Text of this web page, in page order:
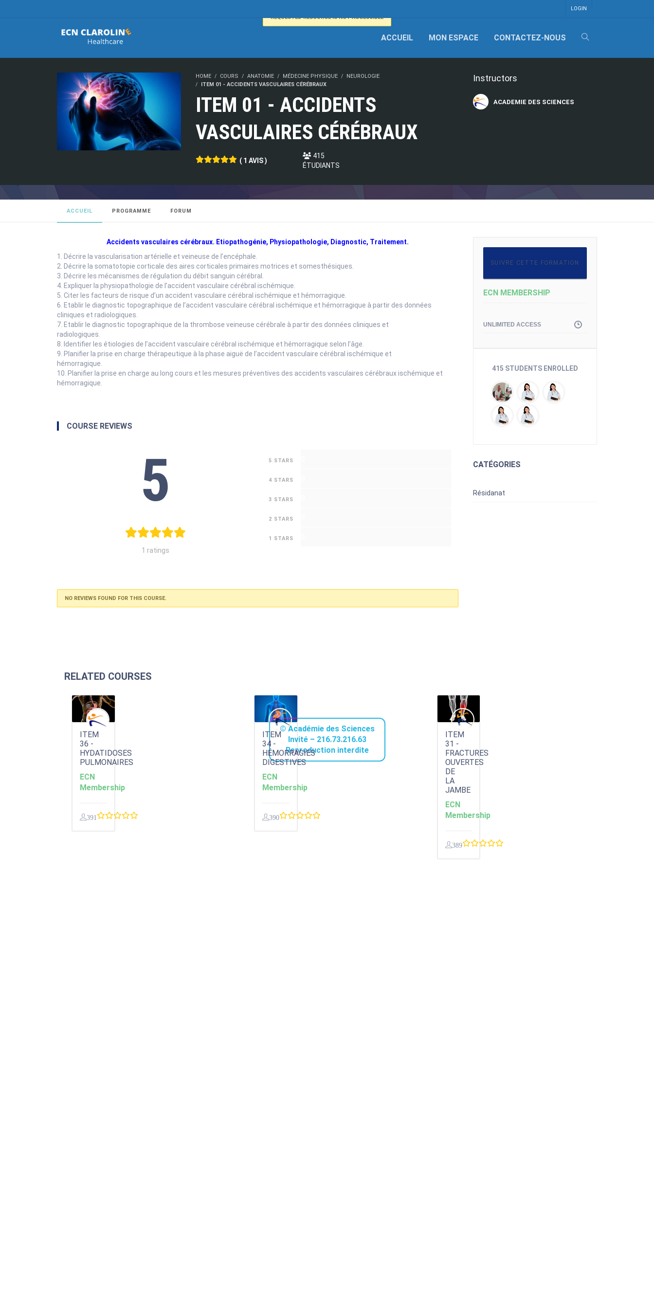
LOGIN
ACCUEIL MON ESPACE CONTACTEZ-NOUS
HOME COURS ANATOMIE MÉDECINE PHYSIQUE
NEUROLOGIE
ITEM 01 - ACCIDENTS VASCULAIRES CÉRÉBRAUX
ITEM 01 - ACCIDENTS
VASCULAIRES CÉRÉBRAUX
( 1 AVIS )
415
ÉTUDIANTS
Instructors
ACADEMIE DES SCIENCES
ACCUEIL PROGRAMME FORUM
REQUESTED RESOURCE IS NOT ACCESSIBLE
Accidents vasculaires cérébraux. Etiopathogénie, Physiopathologie, Diagnostic, Traitement.
1. Décrire la vascularisation artérielle et veineuse de l’encéphale.
2. Décrire la somatotopie corticale des aires corticales primaires motrices et somesthésiques.
3. Décrire les mécanismes de régulation du débit sanguin cérébral.
4. Expliquer la physiopathologie de l’accident vasculaire cérébral ischémique.
5. Citer les facteurs de risque d’un accident vasculaire cérébral ischémique et hémorragique.
6. Etablir le diagnostic topographique de l’accident vasculaire cérébral ischémique et hémorragique à partir des données
cliniques et radiologiques.
7. Etablir le diagnostic topographique de la thrombose veineuse cérébrale à partir des données cliniques et
radiologiques.
8. Identifier les étiologies de l’accident vasculaire cérébral ischémique et hémorragique selon l’âge.
9. Planifier la prise en charge thérapeutique à la phase aiguë de l’accident vasculaire cérébral ischémique et
hémorragique.
10. Planifier la prise en charge au long cours et les mesures préventives des accidents vasculaires cérébraux ischémique et
hémorragique.
COURSE REVIEWS
5
1 ratings
5 STARS
4 STARS
3 STARS
2 STARS
1 STARS
NO REVIEWS FOUND FOR THIS COURSE.
RELATED COURSES
ITEM
36 -
HYDATIDOSES
PULMONAIRES
ECN
Membership
391
ITEM
34 -
HÉMORRAGIES
DIGESTIVES
ECN
Membership
390
ITEM
31 -
FRACTURES
OUVERTES
DE
LA
JAMBE
ECN
Membership
389
SUIVRE CETTE FORMATION
ECN MEMBERSHIP
UNLIMITED ACCESS
415 STUDENTS ENROLLED
CATÉGORIES
Résidanat
© Académie des Sciences
Invité – 216.73.216.63
Reproduction interdite